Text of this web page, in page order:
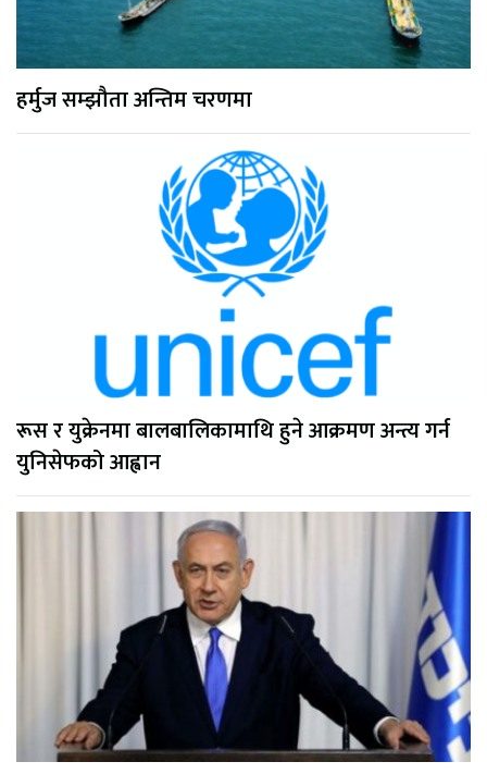
हर्मुज सम्झौता अन्तिम चरणमा
रूस र युक्रेनमा बालबालिकामाथि हुने आक्रमण अन्त्य गर्न
युनिसेफको आह्वान